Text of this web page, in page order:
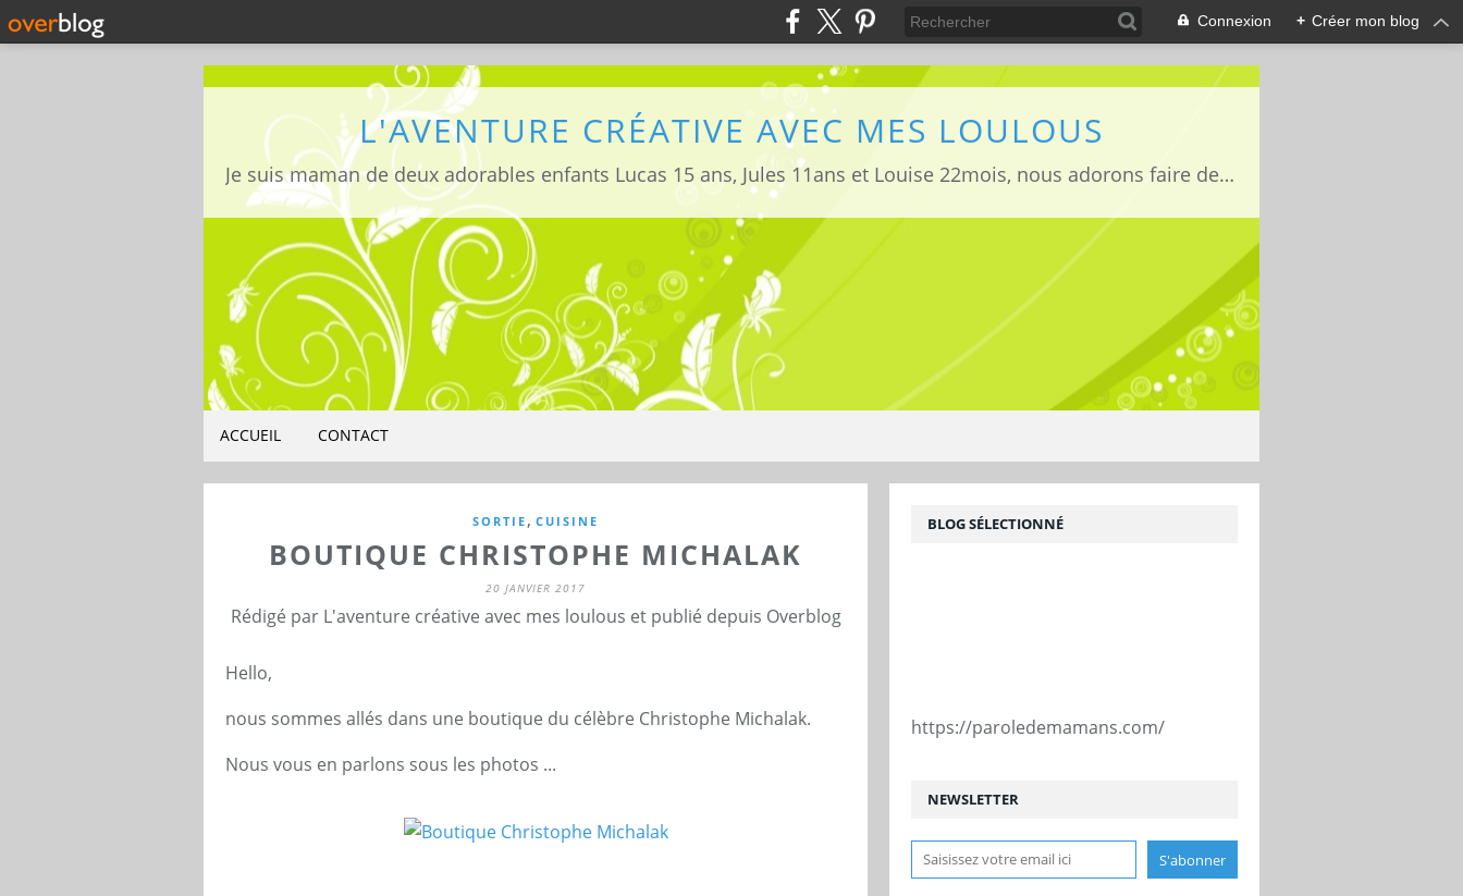
Connexion + Créer mon blog
L'AVENTURE CRÉATIVE AVEC MES LOULOUS
Je suis maman de deux adorables enfants Lucas 15 ans, Jules 11ans et Louise 22mois, nous adorons faire des activités manuelles, des expériences et de la cuisine que nous vous partageons avec grand plaisir ;)
ACCUEIL CONTACT
SORTIE , CUISINE
BOUTIQUE CHRISTOPHE MICHALAK
20 JANVIER 2017
Rédigé par L'aventure créative avec mes loulous et publié depuis Overblog
Hello,
nous sommes allés dans une boutique du célèbre Christophe Michalak.
Nous vous en parlons sous les photos ...
NEWSLETTER
BLOG SÉLECTIONNÉ
https://paroledemamans.com/